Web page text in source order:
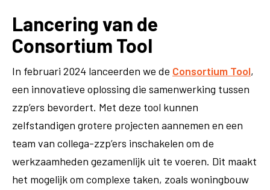
Lancering van de
Consortium Tool
In februari 2024 lanceerden we de Consortium Tool,
een innovatieve oplossing die samenwerking tussen
zzp’ers bevordert. Met deze tool kunnen
zelfstandigen grotere projecten aannemen en een
team van collega-zzp’ers inschakelen om de
werkzaamheden gezamenlijk uit te voeren. Dit maakt
het mogelijk om complexe taken, zoals woningbouw